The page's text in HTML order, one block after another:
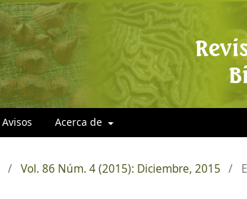
Avisos Acerca de
/ Vol. 86 Núm. 4 (2015): Diciembre, 2015 /